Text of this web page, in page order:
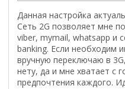
Данная настройка
Сеть 2G позволяет мне
viber, mymail, whatsapp и
banking. Если необходим
вручную переключаю в
нету, да и мне хватает с
предпочтения каждого.